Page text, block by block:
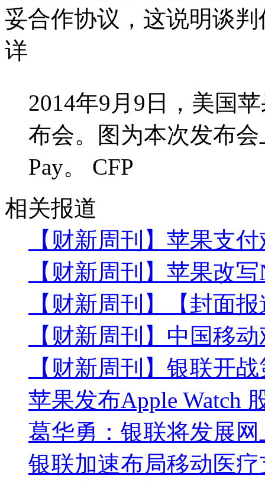
妥合作协议，这说明谈
详
2014年9月9日，美国
布会。图为本次发布
Pay。 CFP
相关报道
【财新周刊】苹果支
【财新周刊】苹果改
【财新周刊】【封面
【财新周刊】中国移
【财新周刊】银联开
苹果发布Apple Watch
葛华勇：银联将发展
银联加速布局移动医疗